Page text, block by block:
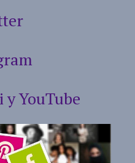
уYouTube